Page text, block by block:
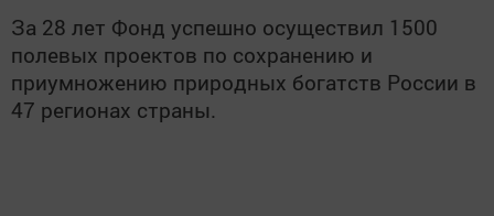
За 28 лет Фонд успешно осуществил 1500
полевых проектов по сохранению и
приумножению природных богатств России в
47 регионах страны.